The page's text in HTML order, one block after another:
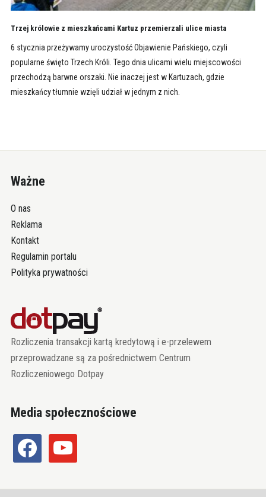
Trzej królowie z mieszkańcami Kartuz przemierzali ulice miasta
6 stycznia przeżywamy uroczystość Objawienie Pańskiego, czyli
popularne święto Trzech Króli. Tego dnia ulicami wielu miejscowości
przechodzą barwne orszaki. Nie inaczej jest w Kartuzach, gdzie
mieszkańcy tłumnie wzięli udział w jednym z nich.
Ważne
O nas
Reklama
Kontakt
Regulamin portalu
Polityka prywatności
Rozliczenia transakcji kartą kredytową i e-przelewem
przeprowadzane są za pośrednictwem Centrum
Rozliczeniowego Dotpay
Media społecznościowe
facebook youtube